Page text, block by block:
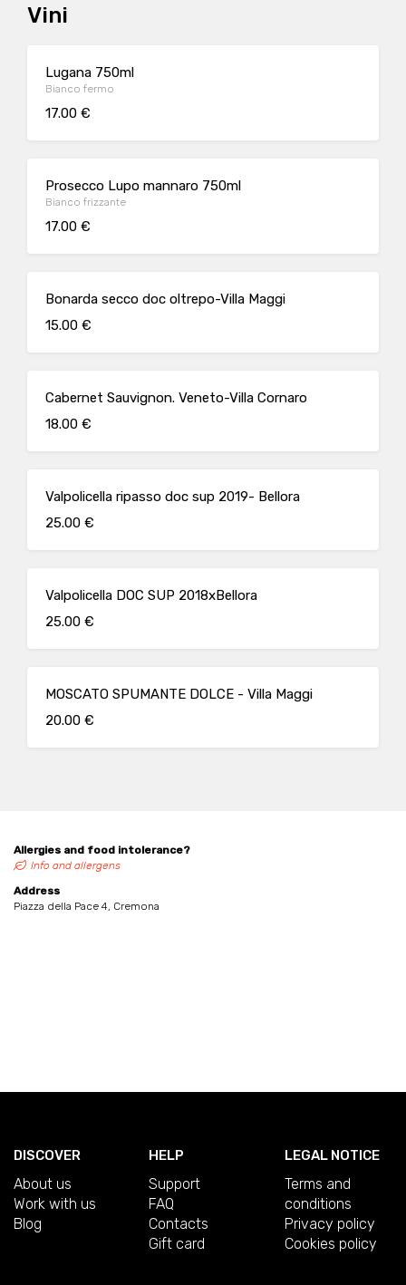
Vini
Lugana 750ml
Bianco fermo
17.00 €
Prosecco Lupo mannaro 750ml
Bianco frizzante
17.00 €
Bonarda secco doc oltrepo-Villa Maggi
15.00 €
Cabernet Sauvignon. Veneto-Villa Cornaro
18.00 €
Valpolicella ripasso doc sup 2019- Bellora
25.00 €
Valpolicella DOC SUP 2018xBellora
25.00 €
MOSCATO SPUMANTE DOLCE - Villa Maggi
20.00 €
Allergies and food intolerance?
Info and allergens
Address
Piazza della Pace 4, Cremona
DISCOVER
About us
Work with us
Blog
HELP
Support
FAQ
Contacts
Gift card
LEGAL NOTICE
Terms and
conditions
Privacy policy
Cookies policy